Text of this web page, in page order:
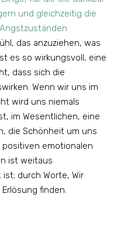
und gleichzeitig die
das anzuziehen, was
es so wirkungsvoll, eine
dass sich die
Wenn wir uns im
wird uns niemals
im Wesentlichen, eine
die Schönheit um uns
emotionalen
ist weitaus
durch Worte, Wir
finden.